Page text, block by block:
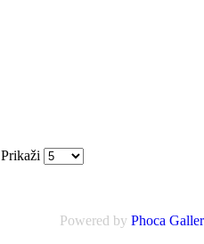
Prikaži
Powered by Phoca